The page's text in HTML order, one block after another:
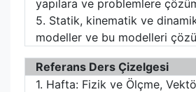
yapılara ve problemlere
5. Statik, kinematik ve
modeller ve bu modelleri
Referans Ders Çizelgesi
1. Hafta: Fizik ve Ölçme,